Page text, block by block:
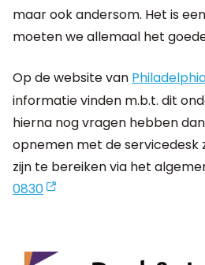
maar ook andersom. Het is
moeten we allemaal het
Op de website van
informatie vinden m.b.t. dit
hierna nog vragen hebben
opnemen met de servicedesk
zijn te bereiken via het
0830